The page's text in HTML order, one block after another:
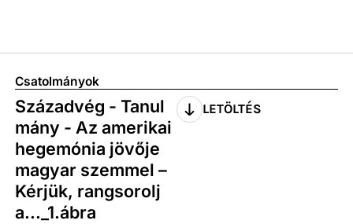
Csatolmányok
Századvég - Tanul
mány - Az amerikai
hegemónia jövője
magyar szemmel –
Kérjük, rangsorolj
a..._1.ábra
LETÖLTÉS